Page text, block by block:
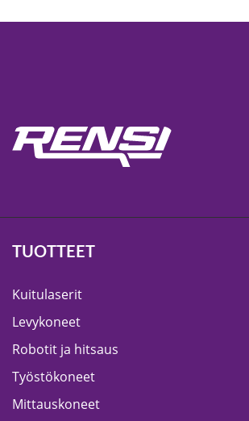
TUOTTEET
Kuitulaserit
Levykoneet
Robotit ja hitsaus
Työstökoneet
Mittauskoneet